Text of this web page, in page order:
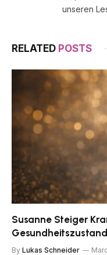
unseren
RELATED POSTS
Susanne Steiger
By Lukas Schneider